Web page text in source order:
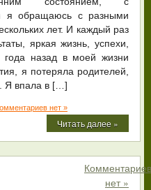
я обращаюсь с разными
лет. И каждый раз
яркая жизнь, успехи,
назад в моей жизни
я потеряла родителей,
Я впала в […]
нет »
Читать далее »
Комментариев
нет »